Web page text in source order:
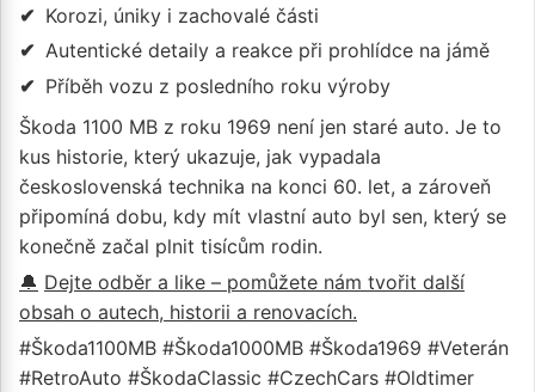
Korozi, úniky i zachovalé části
Autentické detaily a reakce při prohlídce na jámě
Příběh vozu z posledního roku výroby
Škoda 1100 MB z roku 1969 není jen staré auto. Je to
kus historie, který ukazuje, jak vypadala
československá technika na konci 60. let, a zároveň
připomíná dobu, kdy mít vlastní auto byl sen, který se
konečně začal plnit tisícům rodin.
🔔 Dejte odběr a like – pomůžete nám tvořit další
obsah o autech, historii a renovacích.
#Škoda1100MB #Škoda1000MB #Škoda1969 #Veterán
#RetroAuto #ŠkodaClassic #CzechCars #Oldtimer